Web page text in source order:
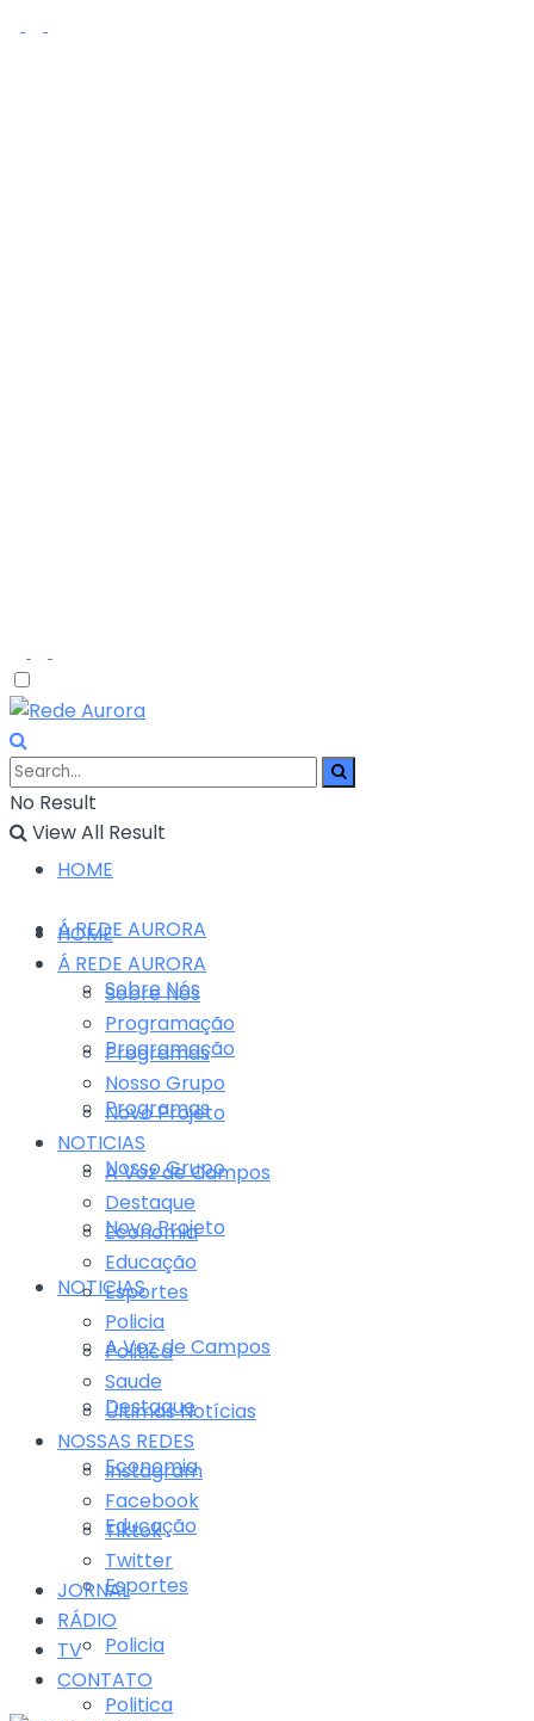
No Result
View All Result
HOME
Á REDE AURORA
Sobre Nós
Programação
Programas
Nosso Grupo
Novo Projeto
NOTICIAS
A Voz de Campos
Destaque
Economia
Educação
Esportes
Policia
Politica
HOME
Á REDE AURORA
Sobre Nós
Programação
Programas
Nosso Grupo
Novo Projeto
NOTICIAS
A Voz de Campos
Destaque
Economia
Educação
Esportes
Policia
Politica
Saude
Últimas Notícias
NOSSAS REDES
Instagram
Facebook
Tiktok
Twitter
JORNAL
RÁDIO
TV
CONTATO